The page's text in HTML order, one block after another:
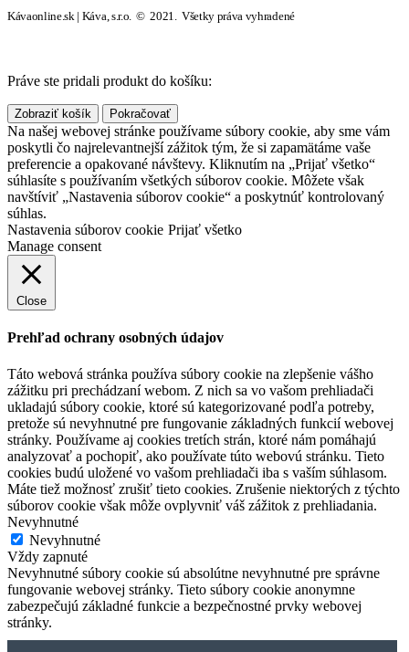
Kávaonline.sk | Káva, s.r.o. © 2021. Všetky práva vyhradené
Práve ste pridali produkt do košíku:
Zobraziť košík Pokračovať
Na našej webovej stránke používame súbory cookie, aby sme vám
poskytli čo najrelevantnejší zážitok tým, že si zapamätáme vaše
preferencie a opakované návštevy. Kliknutím na „Prijať všetko“
súhlasíte s používaním všetkých súborov cookie. Môžete však
navštíviť „Nastavenia súborov cookie“ a poskytnúť kontrolovaný
súhlas.
Nastavenia súborov cookie Prijať všetko
Manage consent
Close
Prehľad ochrany osobných údajov
Táto webová stránka používa súbory cookie na zlepšenie vášho
zážitku pri prechádzaní webom. Z nich sa vo vašom prehliadači
ukladajú súbory cookie, ktoré sú kategorizované podľa potreby,
pretože sú nevyhnutné pre fungovanie základných funkcií webovej
stránky. Používame aj cookies tretích strán, ktoré nám pomáhajú
analyzovať a pochopiť, ako používate túto webovú stránku. Tieto
cookies budú uložené vo vašom prehliadači iba s vaším súhlasom.
Máte tiež možnosť zrušiť tieto cookies. Zrušenie niektorých z týchto
súborov cookie však môže ovplyvniť váš zážitok z prehliadania.
Nevyhnutné
Nevyhnutné
Vždy zapnuté
Nevyhnutné súbory cookie sú absolútne nevyhnutné pre správne
fungovanie webovej stránky. Tieto súbory cookie anonymne
zabezpečujú základné funkcie a bezpečnostné prvky webovej
stránky.